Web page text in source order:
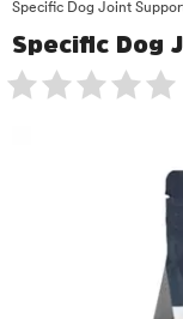
Specific Dog Joint
Specific Dog
foo